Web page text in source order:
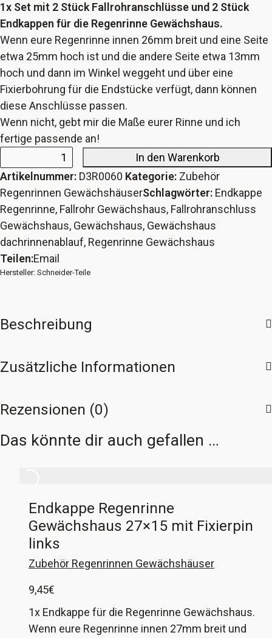
1x Set mit 2 Stück Fallrohranschlüsse und 2 Stück
Endkappen für die Regenrinne Gewächshaus.
Wenn eure Regenrinne innen 26mm breit und eine Seite
etwa 25mm hoch ist und die andere Seite etwa 13mm
hoch und dann im Winkel weggeht und über eine
Fixierbohrung für die Endstücke verfügt, dann können
diese Anschlüsse passen.
Wenn nicht, gebt mir die Maße eurer Rinne und ich
fertige passende an!
Set
Fallrohranschlüsse
&
Endkappen
Regenrinne
Gewächshaus
26x25x13
In den Warenkorb
Artikelnummer: D3R0060 Kategorie: Zubehör
Regenrinnen GewächshäuserSchlagwörter: Endkappe
Regenrinne, Fallrohr Gewächshaus, Fallrohranschluss
Gewächshaus, Gewächshaus, Gewächshaus
dachrinnenablauf, Regenrinne Gewächshaus
Teilen:Email
Hersteller: Schneider-Teile
Beschreibung
Zusätzliche Informationen
Rezensionen (0)
Das könnte dir auch gefallen …
Endkappe Regenrinne
Gewächshaus 27×15 mit Fixierpin
links
Zubehör Regenrinnen Gewächshäuser
9,45€
1x Endkappe für die Regenrinne Gewächshaus.
Wenn eure Regenrinne innen 27mm breit und